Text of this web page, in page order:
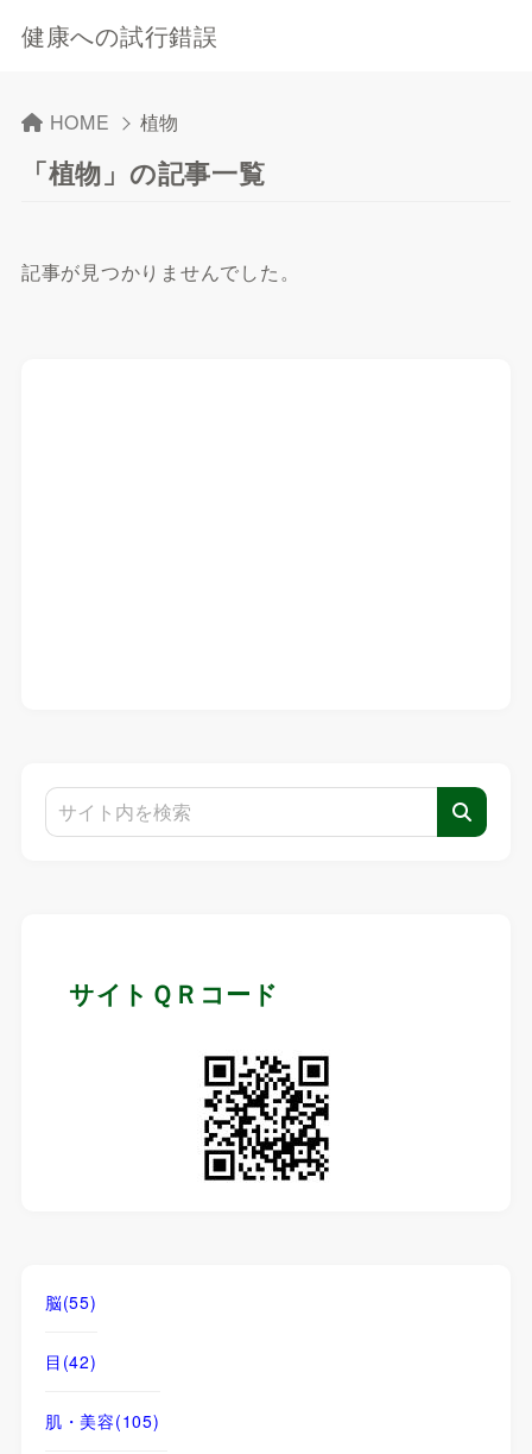
健康への試行錯誤
HOME 植物
「植物」の記事一覧
記事が見つかりませんでした。
サイトＱＲコード
脳(55)
目 (42)
肌・美容(105)